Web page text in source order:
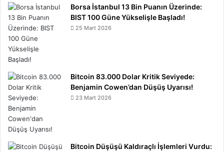
Borsa İstanbul 13 Bin Puanın Üzerinde:
BIST 100 Güne Yükselişle Başladı!
25 Mart 2026
Bitcoin 83.000 Dolar Kritik Seviyede:
Benjamin Cowen’dan Düşüş Uyarısı!
23 Mart 2026
Bitcoin Düşüşü Kaldıraçlı İşlemleri Vurdu: